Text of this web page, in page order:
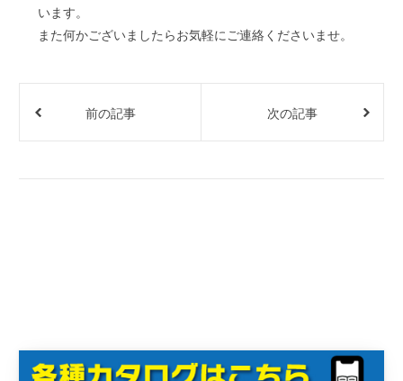
います。
また何かございましたらお気軽にご連絡くださいませ。
前の記事 次の記事